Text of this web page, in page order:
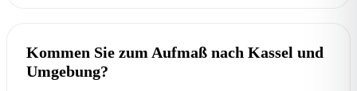
Kommen Sie zum Aufmaß nach Kassel und
Umgebung?